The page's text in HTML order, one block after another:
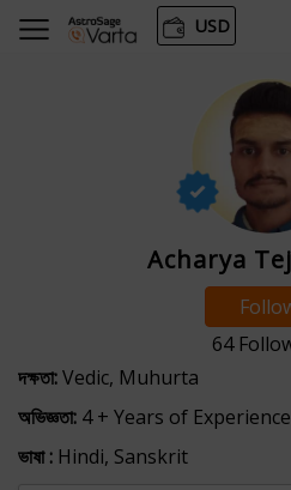
USD
Acharya
64
দক্ষতা:Vedic, Muhurta
অভিজ্ঞতা: 4 + Years of Experience
ভাষা : Hindi, Sanskrit